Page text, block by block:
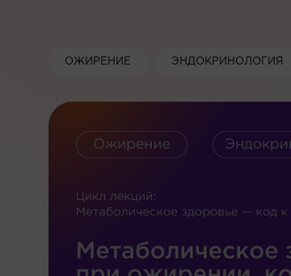
ОЖИРЕНИЕ ЭНДОКРИНОЛОГИЯ